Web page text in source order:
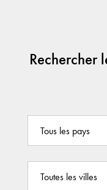
Rechercher